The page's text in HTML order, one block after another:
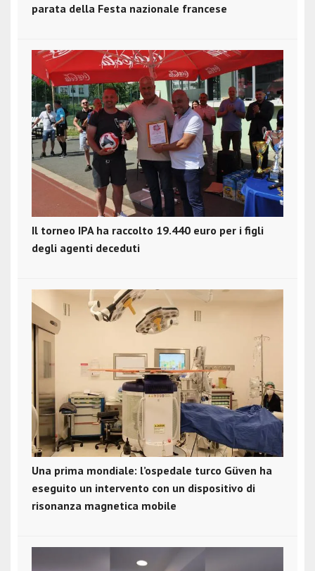
parata della Festa nazionale francese
Il torneo IPA ha raccolto 19.440 euro per i figli
degli agenti deceduti
Una prima mondiale: l’ospedale turco Güven ha
eseguito un intervento con un dispositivo di
risonanza magnetica mobile